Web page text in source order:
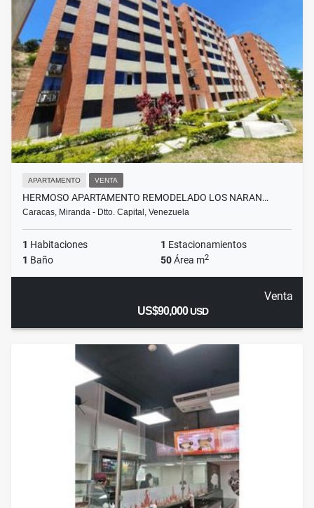
APARTAMENTO VENTA
HERMOSO APARTAMENTO REMODELADO LOS NARAN…
Caracas, Miranda - Dtto. Capital, Venezuela
1 Habitaciones 1 Estacionamientos
1 Baño 50Área m2
Venta
US$90,000USD